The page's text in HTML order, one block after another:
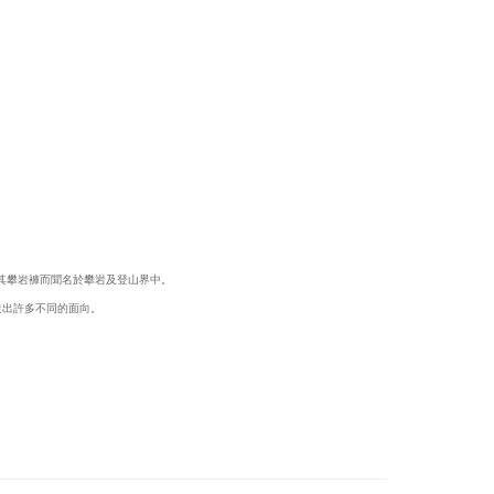
岩褲而聞名於攀岩及登山界中。
許多不同的面向。